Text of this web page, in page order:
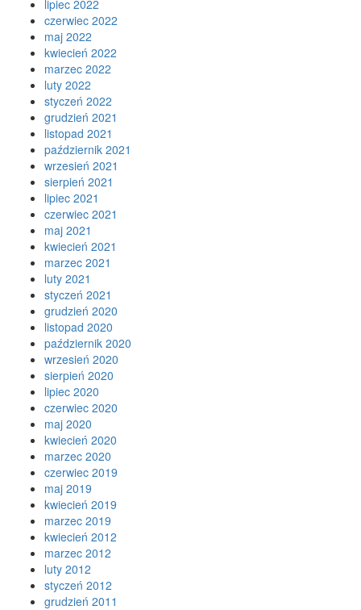
lipiec 2022
czerwiec 2022
maj 2022
kwiecień 2022
marzec 2022
luty 2022
styczeń 2022
grudzień 2021
listopad 2021
październik 2021
wrzesień 2021
sierpień 2021
lipiec 2021
czerwiec 2021
maj 2021
kwiecień 2021
marzec 2021
luty 2021
styczeń 2021
grudzień 2020
listopad 2020
październik 2020
wrzesień 2020
sierpień 2020
lipiec 2020
czerwiec 2020
maj 2020
kwiecień 2020
marzec 2020
czerwiec 2019
maj 2019
kwiecień 2019
marzec 2019
kwiecień 2012
marzec 2012
luty 2012
styczeń 2012
grudzień 2011